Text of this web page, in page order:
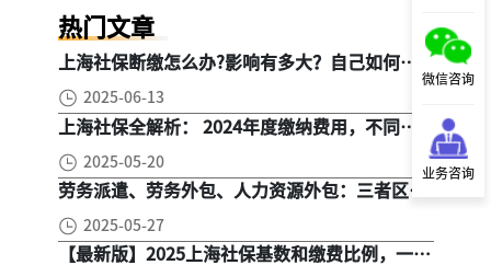
热门文章
上海社保断缴怎么办?影响有多大？自己如何续
2025-06-13
上海社保全解析： 2024年度缴纳费用，不同人
2025-05-20
劳务派遣、劳务外包、人力资源外包：三者区
2025-05-27
【最新版】2025上海社保基数和缴费比例，一文
微信咨询
业务咨询